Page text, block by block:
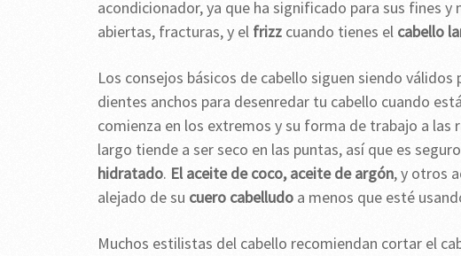
acondicionador, ya que ha significado para sus fines
abiertas, fracturas, y el frizz cuando tienes el cabello
Los consejos básicos de cabello siguen siendo
dientes anchos para desenredar tu cabello cuando
comienza en los extremos y su forma de trabajo a las
largo tiende a ser seco en las puntas, así que es
hidratado. El aceite de coco, aceite de argón, y otros
alejado de su cuero cabelludo a menos que esté
Muchos estilistas del cabello recomiendan cortar el